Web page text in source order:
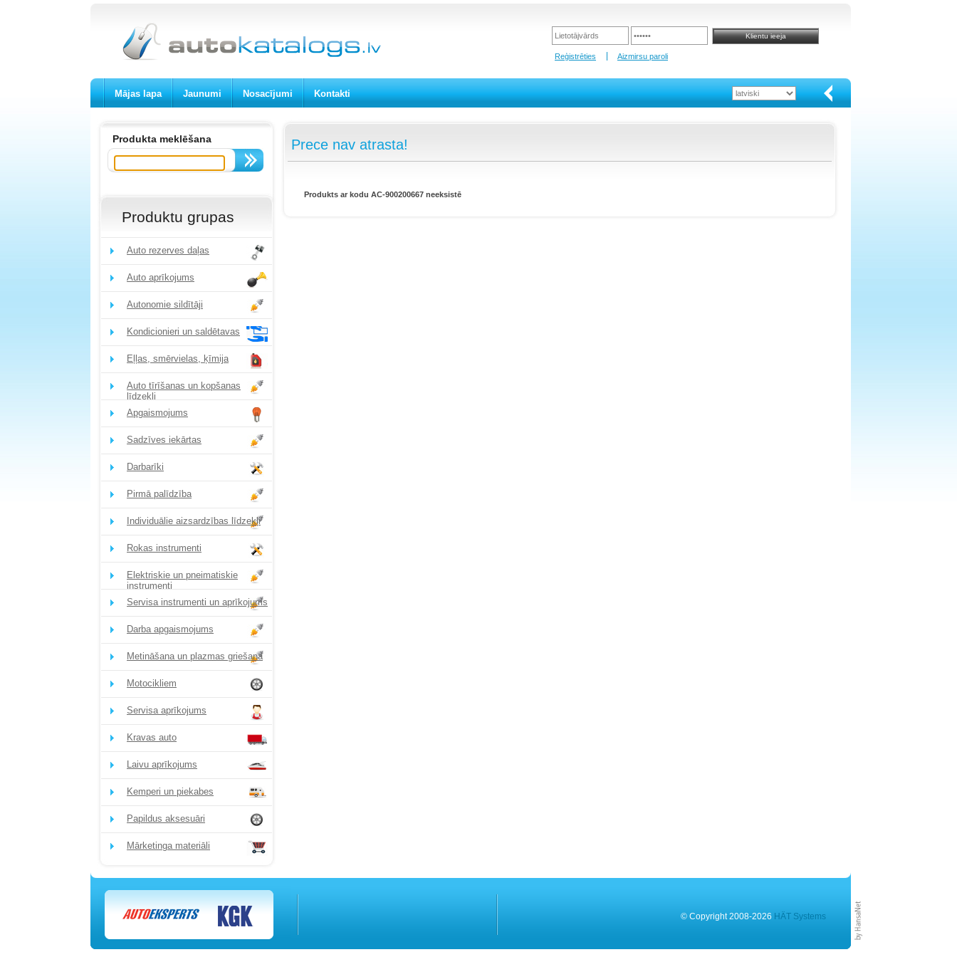
Reģistrēties Aizmirsu paroli
Mājas lapa Jaunumi Nosacījumi Kontakti
Produkta meklēšana
Produktu grupas
Auto rezerves daļas
Auto aprīkojums
Autonomie sildītāji
Kondicionieri un saldētavas
Eļļas, smērvielas, ķīmija
Auto tīrīšanas un kopšanas
līdzekļi
Apgaismojums
Sadzīves iekārtas
Darbarīki
Pirmā palīdzība
Individuālie aizsardzības līdzekļi
Rokas instrumenti
Elektriskie un pneimatiskie
instrumenti
Servisa instrumenti un aprīkojums
Darba apgaismojums
Metināšana un plazmas griešana
Motocikliem
Servisa aprīkojums
Kravas auto
Laivu aprīkojums
Kemperi un piekabes
Papildus aksesuāri
Mārketinga materiāli
Prece nav atrasta!
Produkts ar kodu AC-900200667 neeksistē
© Copyright 2008-2026 HÄT Systems